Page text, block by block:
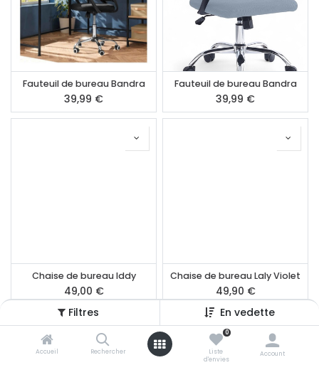
Filtres En vedette
Accueil Rechercher
0
Liste
d'envies
Account
Fauteuil de bureau Bandra
39,99 €
Fauteuil de bureau Bandra
39,99 €
Chaise de bureau Iddy
49,00 €
Chaise de bureau Laly Violet
49,90 €